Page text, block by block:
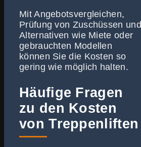
Mit Angebotsvergleichen,
Prüfung von Zuschüssen und
Alternativen wie Miete oder
gebrauchten Modellen
können Sie die Kosten so
gering wie möglich halten.
Häufige Fragen
zu den Kosten
von Treppenliften